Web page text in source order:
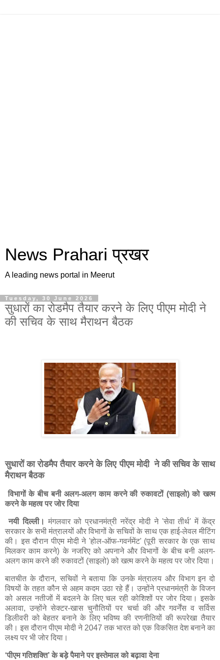
News Prahari प्रखर
A leading news portal in Meerut
Tuesday, 30 June 2026
सुधारों का रोडमैप तैयार करने के लिए पीएम मोदी ने
की सचिव के साथ मैराथन बैठक
सुधारों का रोडमैप तैयार करने के लिए पीएम मोदी ने की सचिव के साथ
मैराथन बैठक
विभागों के बीच बनी अलग-अलग काम करने की रुकावटों (साइलो) को खत्म
करने के महत्व पर जोर दिया
नयी दिल्ली। मंगलवार को प्रधानमंत्री नरेंद्र मोदी ने 'सेवा तीर्थ' में केंद्र
सरकार के सभी मंत्रालयों और विभागों के सचिवों के साथ एक हाई-लेवल मीटिंग
की। इस दौरान पीएम मोदी ने 'होल-ऑफ-गवर्नमेंट' (पूरी सरकार के एक साथ
मिलकर काम करने) के नजरिए को अपनाने और विभागों के बीच बनी अलग-
अलग काम करने की रुकावटों (साइलो) को खत्म करने के महत्व पर जोर दिया।
बातचीत के दौरान, सचिवों ने बताया कि उनके मंत्रालय और विभाग इन दो
विषयों के तहत कौन से अहम कदम उठा रहे हैं। उन्होंने प्रधानमंत्री के विजन
को असल नतीजों में बदलने के लिए चल रही कोशिशों पर जोर दिया। इसके
अलावा, उन्होंने सेक्टर-खास चुनौतियों पर चर्चा की और गवर्नेंस व सर्विस
डिलीवरी को बेहतर बनाने के लिए भविष्य की रणनीतियों की रूपरेखा तैयार
की। इस दौरान पीएम मोदी ने 2047 तक भारत को एक विकसित देश बनाने का
लक्ष्य पर भी जोर दिया।
‘पीएम गतिशक्ति’ के बड़े पैमाने पर इस्तेमाल को बढ़ावा देना